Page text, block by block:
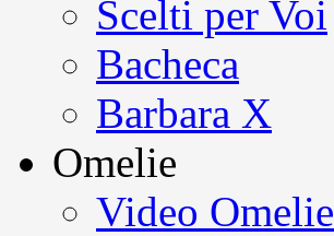
Scelti per Voi
Bacheca
Barbara X
Omelie
Video Omelie